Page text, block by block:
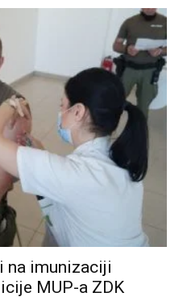
na imunizaciji
MUP-a ZDK